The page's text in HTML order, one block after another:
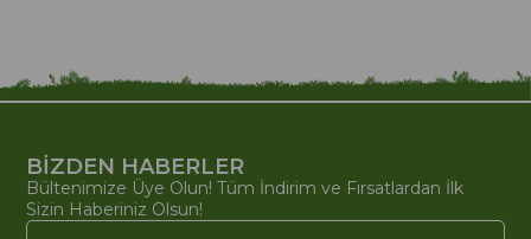
BİZDEN HABERLER
Bültenimize Üye Olun! Tüm İndirim ve Fırsatlardan İlk
Sizin Haberiniz Olsun!